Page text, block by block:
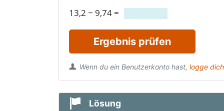
13,2 − 9,74 =
Ergebnis prüfen
Wenn du ein Benutzerkonto hast, logge
Lösung